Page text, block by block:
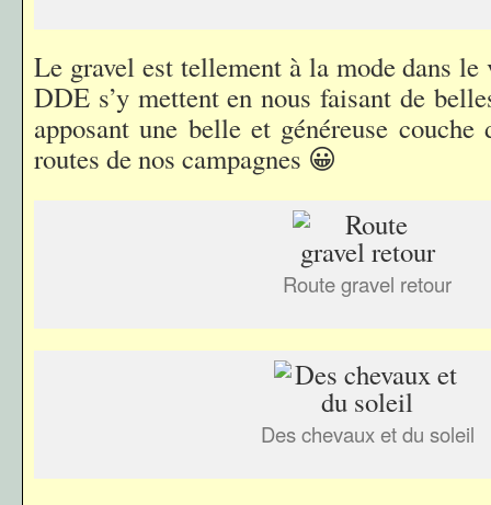
Le gravel est tellement à la mode dans le
DDE s’y mettent en nous faisant de
apposant une belle et généreuse
routes de nos campagnes 😀
Route gravel retour
Des chevaux et du soleil